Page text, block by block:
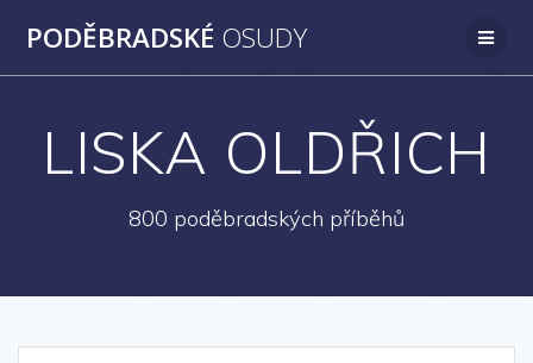
na
PODĚBRADSKÉ OSUDY
LISKA OLDŘICH
800 poděbradských příběhů